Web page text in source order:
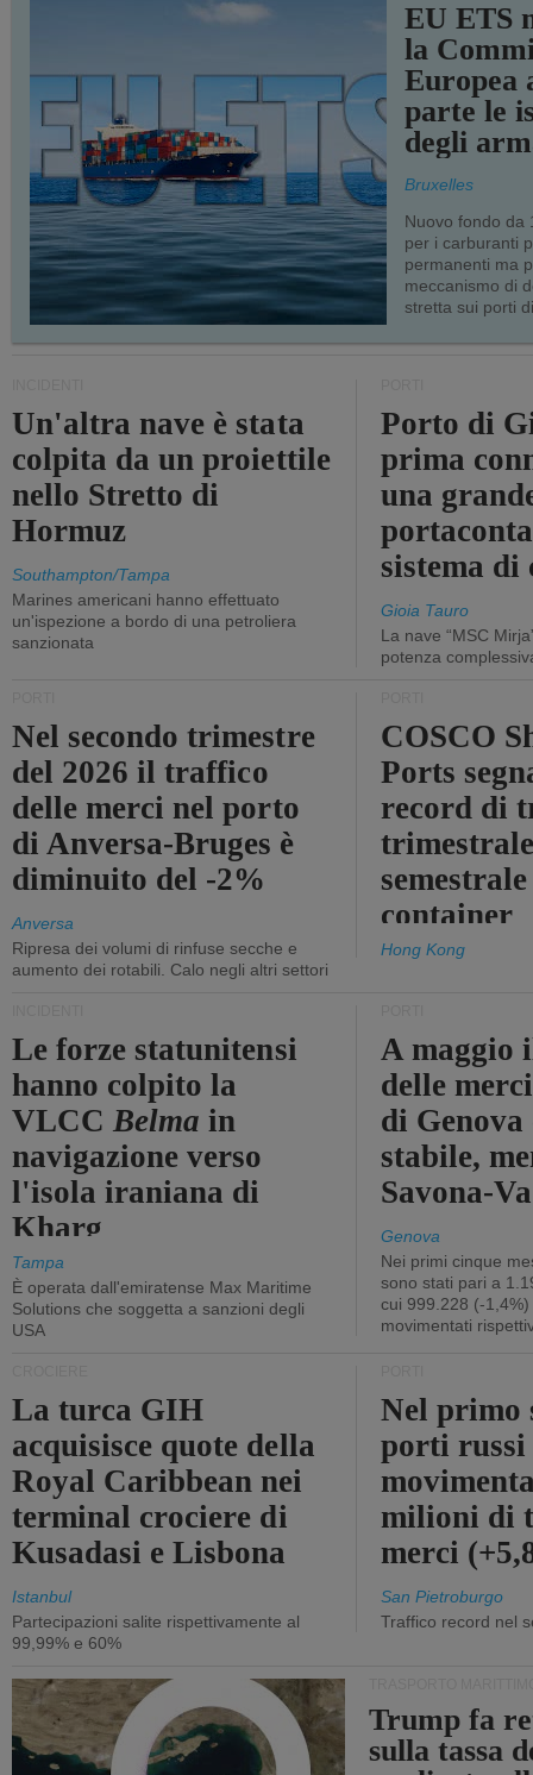
EU ETS
la
Europea
parte le
degli
Bruxelles
Nuovo fondo da
per i carburanti
permanenti ma
meccanismo di
stretta sui porti
Un'altra nave è stata
colpita da un proiettile
nello Stretto di
Hormuz
Southampton/Tampa
Marines americani hanno effettuato
un'ispezione a bordo di una petroliera
sanzionata
Porto di
prima
una
sistema
Gioia Tauro
La nave “MSC
potenza
Nel secondo trimestre
del 2026 il traffico
delle merci nel porto
di Anversa-Bruges è
diminuito del -2%
Anversa
Ripresa dei volumi di rinfuse secche e
aumento dei rotabili. Calo negli altri settori
COSCO
Ports
record di
container
Hong Kong
Le forze statunitensi
hanno colpito la
VLCCBelma in
navigazione verso
l'isola iraniana di
Kharg
Tampa
È operata dall'emiratense Max Maritime
Solutions che soggetta a sanzioni degli
USA
A maggio
delle
di
stabile,
Savona-
Genova
Nei primi cinque
sono stati pari a
cui 999.228 (-
movimentati
La turca GIH
acquisisce quote della
Royal Caribbean nei
terminal crociere di
Kusadasi e Lisbona
Istanbul
Partecipazioni salite rispettivamente al
99,99% e 60%
Nel primo
porti russi
milioni di
merci
San Pietroburgo
Traffico record nel
Trump fa
sulla tassa